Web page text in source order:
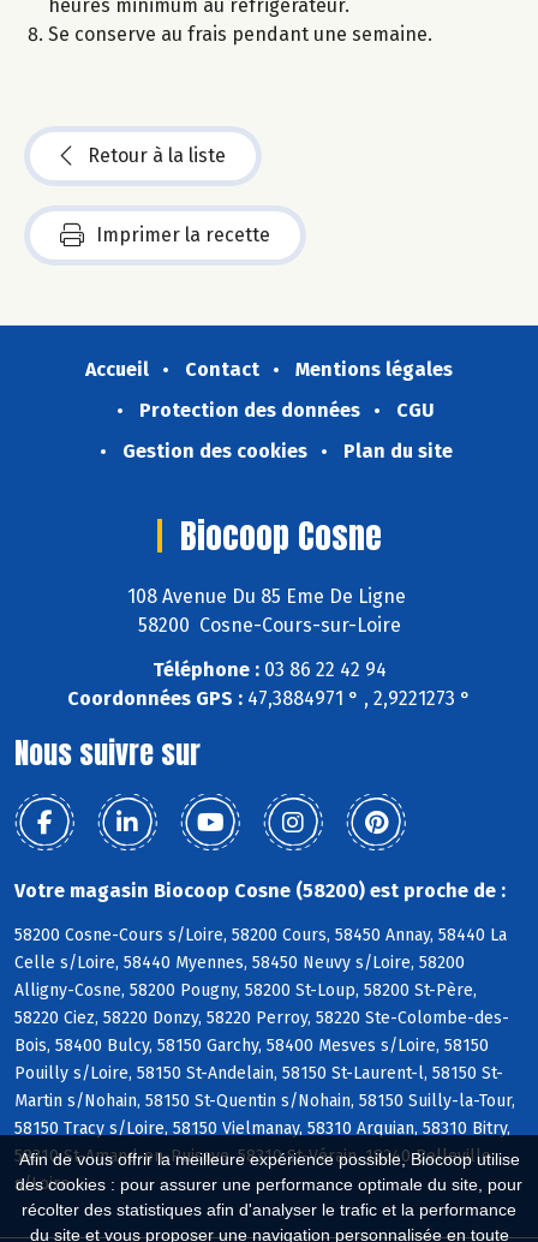
Afin de vous offrir la meilleure expérience possible, Biocoop utilise
des cookies : pour assurer une performance optimale du site, pour
récolter des statistiques afin d'analyser le trafic et la performance
du site et vous proposer une navigation personnalisée en toute
heures minimum au réfrigérateur.
Se conserve au frais pendant une semaine.
Retour à la liste
Imprimer la recette
Accueil Contact
Mentions légales
Protection des données
CGU
Gestion des cookies
Plan du site
Biocoop Cosne
108 Avenue Du 85 Eme De Ligne
58200 Cosne-Cours-sur-Loire
Téléphone :03 86 22 42 94
Coordonnées GPS : 47,3884971 ° , 2,9221273 °
Nous suivre sur
Votre magasin Biocoop Cosne (58200) est proche de :
58200 Cosne-Cours s/Loire, 58200 Cours, 58450 Annay, 58440 La
Celle s/Loire, 58440 Myennes, 58450 Neuvy s/Loire, 58200
Alligny-Cosne, 58200 Pougny, 58200 St-Loup, 58200 St-Père,
58220 Ciez, 58220 Donzy, 58220 Perroy, 58220 Ste-Colombe-des-
Bois, 58400 Bulcy, 58150 Garchy, 58400 Mesves s/Loire, 58150
Pouilly s/Loire, 58150 St-Andelain, 58150 St-Laurent-l, 58150 St-
Martin s/Nohain, 58150 St-Quentin s/Nohain, 58150 Suilly-la-Tour,
58150 Tracy s/Loire, 58150 Vielmanay, 58310 Arquian, 58310 Bitry,
58310 St-Amand-en-Puisaye, 58310 St-Vérain, 18240 Belleville
s/Loire